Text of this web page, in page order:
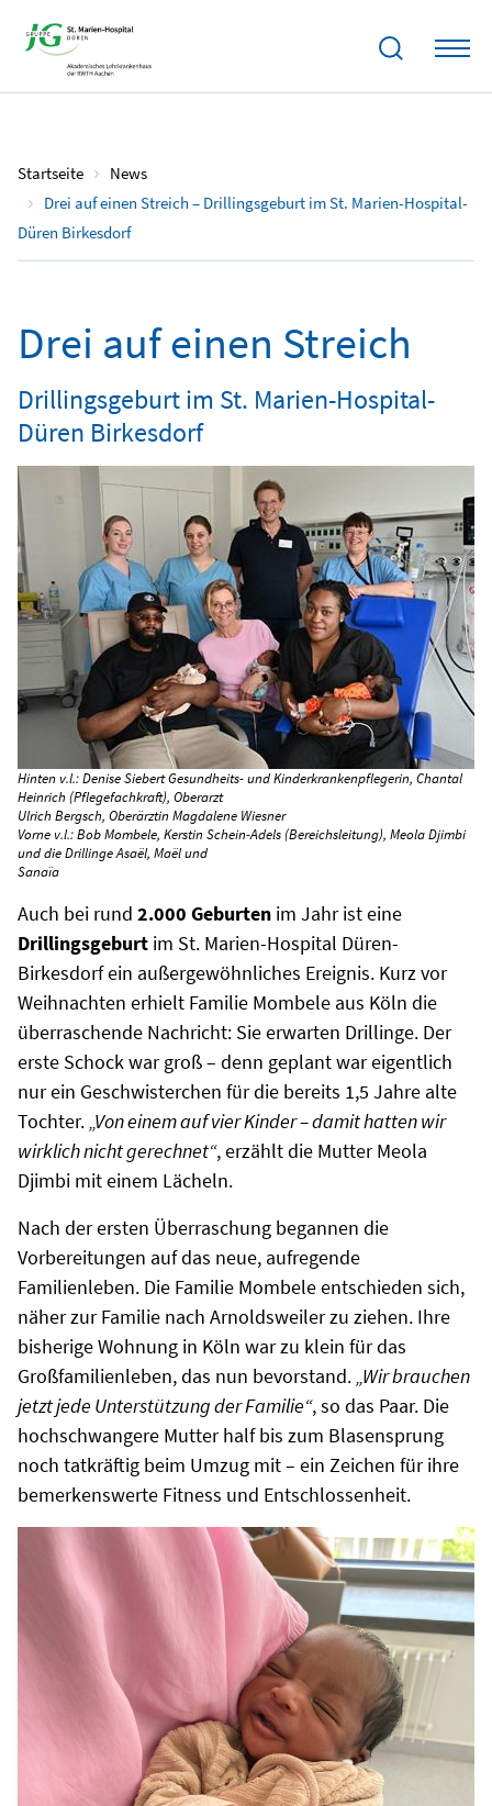
Startseite
News
Drei auf einen Streich – Drillingsgeburt im St. Marien-Hospital-
Düren Birkesdorf
13.06.2025
Drei auf einen Streich
Drillingsgeburt im St. Marien-Hospital-
Düren Birkesdorf
Hinten v.l.: Denise Siebert Gesundheits- und Kinderkrankenpflegerin, Chantal
Heinrich (Pflegefachkraft), Oberarzt
Ulrich Bergsch, Oberärztin Magdalene Wiesner
Vorne v.l.: Bob Mombele, Kerstin Schein-Adels (Bereichsleitung), Meola Djimbi
und die Drillinge Asaël, Maël und
Sanaïa
Auch bei rund 2.000 Geburten im Jahr ist eine
Drillingsgeburt im St. Marien-Hospital Düren-
Birkesdorf ein außergewöhnliches Ereignis. Kurz vor
Weihnachten erhielt Familie Mombele aus Köln die
überraschende Nachricht: Sie erwarten Drillinge. Der
erste Schock war groß – denn geplant war eigentlich
nur ein Geschwisterchen für die bereits 1,5 Jahre alte
Tochter.„Von einem auf vier Kinder – damit hatten wir
wirklich nicht gerechnet“, erzählt die Mutter Meola
Djimbi mit einem Lächeln.
Nach der ersten Überraschung begannen die
Vorbereitungen auf das neue, aufregende
Familienleben. Die Familie Mombele entschieden sich,
näher zur Familie nach Arnoldsweiler zu ziehen. Ihre
bisherige Wohnung in Köln war zu klein für das
Großfamilienleben, das nun bevorstand.„Wir brauchen
jetzt jede Unterstützung der Familie“, so das Paar. Die
hochschwangere Mutter half bis zum Blasensprung
noch tatkräftig beim Umzug mit – ein Zeichen für ihre
bemerkenswerte Fitness und Entschlossenheit.